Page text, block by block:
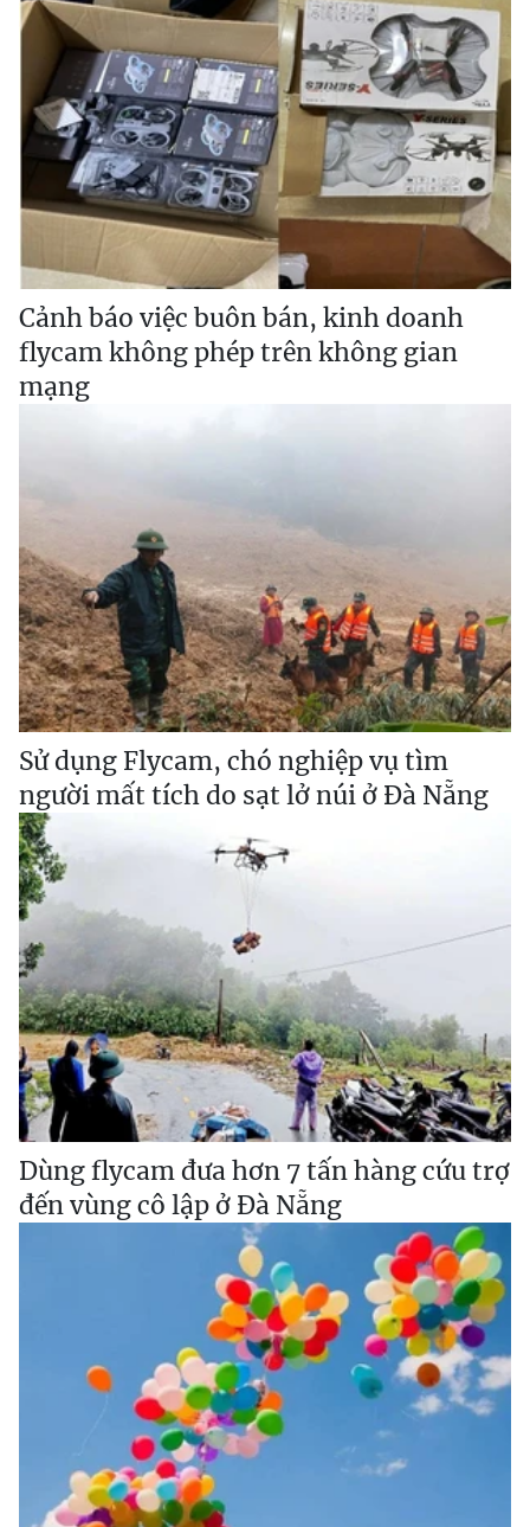
Cảnh báo việc buôn bán, kinh doanh
flycam không phép trên không gian
mạng
Sử dụng Flycam, chó nghiệp vụ tìm
người mất tích do sạt lở núi ở Đà Nẵng
Dùng flycam đưa hơn 7 tấn hàng cứu trợ
đến vùng cô lập ở Đà Nẵng